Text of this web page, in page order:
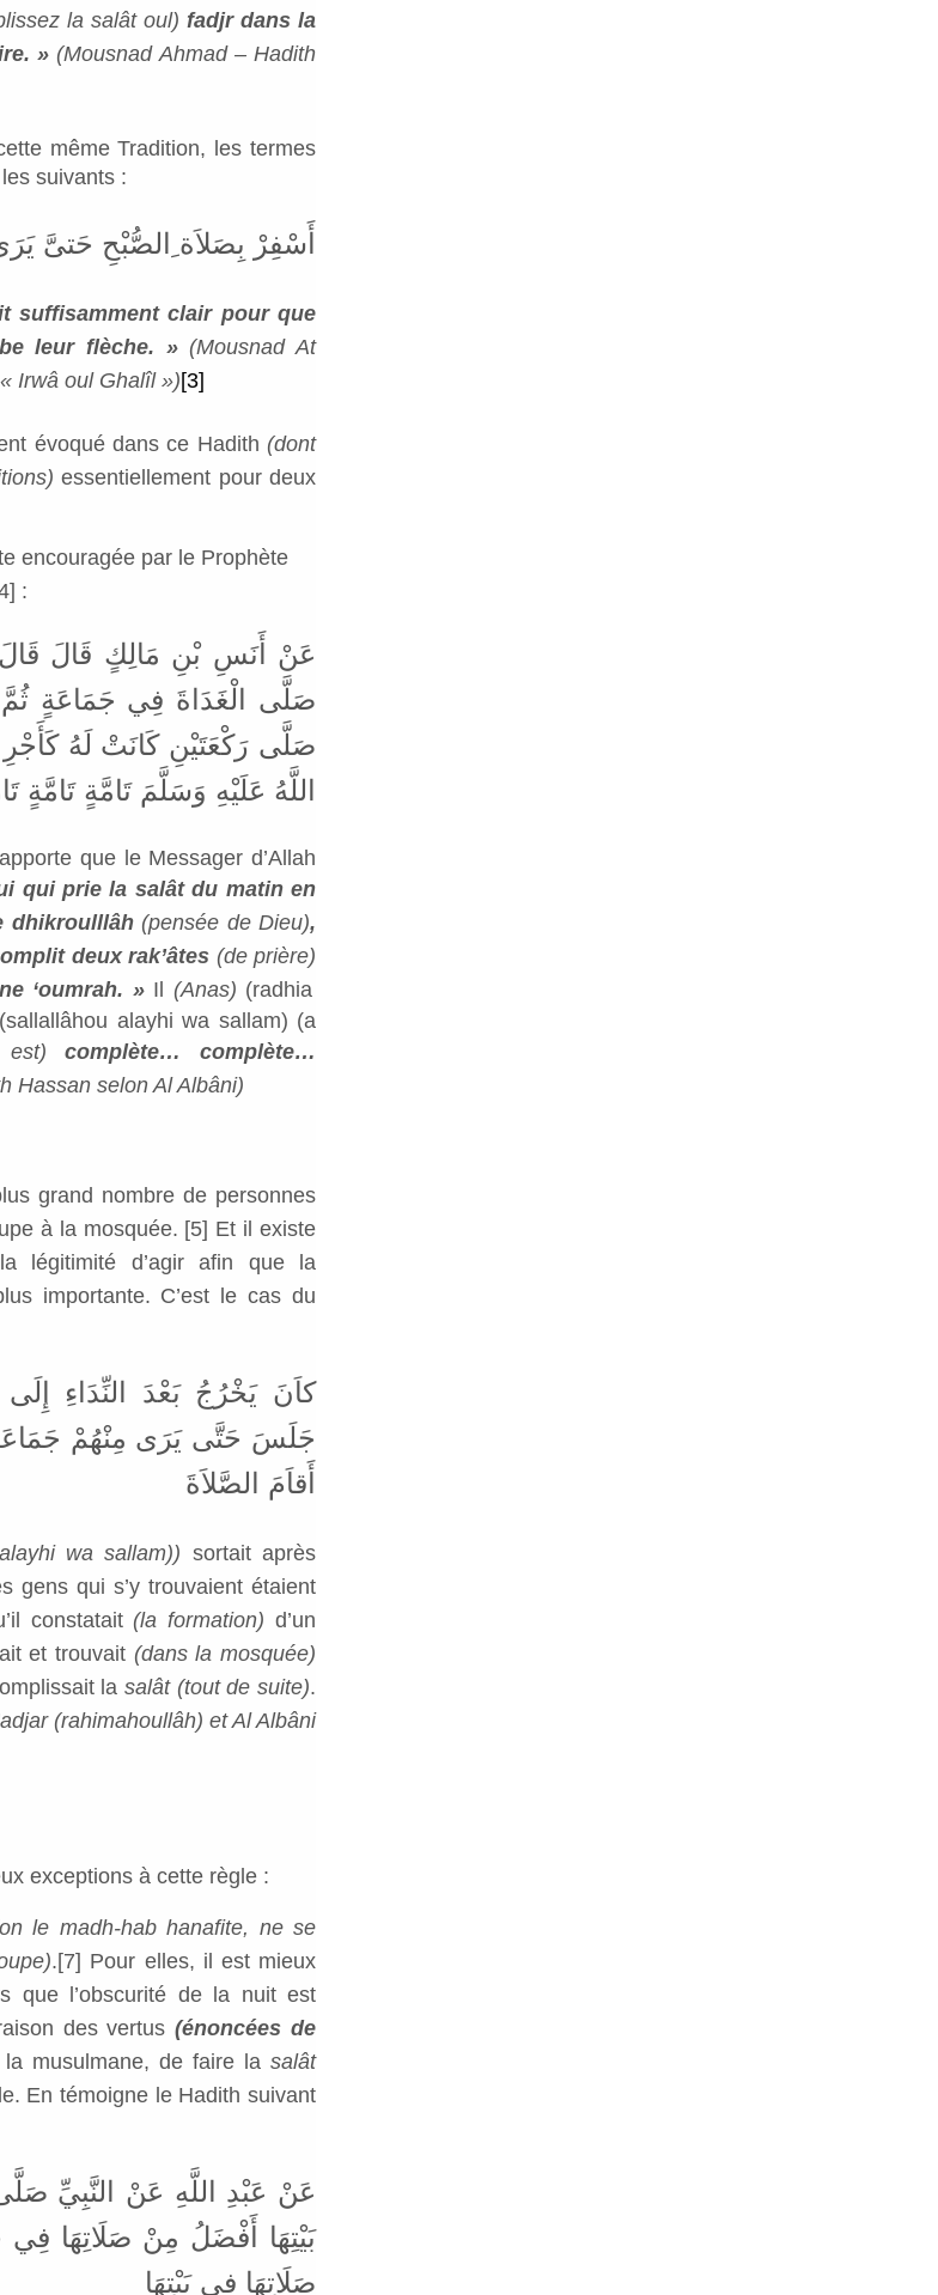
la salât oul) fadjr dans la
» (Mousnad Ahmad – Hadith
même Tradition, les termes
suivants :
أَسْفِرْ بِصَلاَة ِالصُّبْحِ حَتىَّ
suffisamment clair pour que
leur flèche. »(Mousnad At
Irwâ oul Ghalîl »)[3]
évoqué dans ce Hadith(dont
essentiellement pour deux
encouragée par le Prophète
:
عَنْ أَنَسِ بْنِ مَالِكٍ قَالَ
صَلَّى الْغَدَاةَ فِي جَمَاعَةٍ
صَلَّى رَكْعَتَيْنِ كَانَتْ لَهُ
اللَّهُ عَلَيْهِ وَسَلَّمَ تَامَّةٍ تَامَّةٍ
que le Messager d’Allah
qui prie la salât du matin en
dhikroulllâh(pensée de Dieu),
deux rak’âtes (de prière)
‘oumrah. »Il (Anas) (radhia
alayhi wa sallam) (a
est) complète… complète…
Hassan selon Al Albâni)
grand nombre de personnes
à la mosquée. [5] Et il existe
légitimité d’agir afin que la
importante. C’est le cas du
كاَنَ يَخْرُجُ بَعْدَ النِّدَاءِ
جَلَسَ حَتَّى يَرَى مِنْهُمْ
أَقاَمَ الصَّلاَةَ
wa sallam)) sortait après
gens qui s’y trouvaient étaient
constatait(la formation) d’un
et trouvait (dans la mosquée)
la salât (tout de suite).
(rahimahoullâh) et Al Albâni
exceptions à cette règle :
le madh-hab hanafite, ne se
.[7] Pour elles, il est mieux
que l’obscurité de la nuit est
des vertus(énoncées de
la musulmane, de faire lasalât
En témoigne le Hadith suivant
عَنْ عَبْدِ اللَّهِ عَنْ النَّبِيِّ
بَيْتِهَا أَفْضَلُ مِنْ صَلَاتِهَا
صَلَاتِهَا فِي بَيْتِهَا